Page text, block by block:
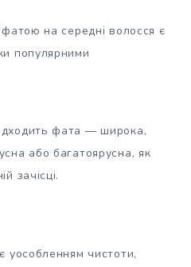
фатою на середні волосся є
популярними
фата — широка,
або багатоярусна, як
зачісці.
уособленням чистоти,